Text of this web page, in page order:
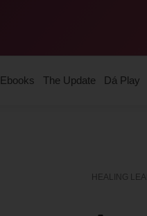
Ebooks The Update Dá Play
HEALING